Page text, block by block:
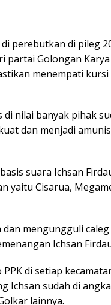
ar
e
perebutkan di pileg
partai Golongan
menempati
di nilai banyak pihak
dan menjadi
suara Ichsan
yaitu Cisarua,
dan mengungguli
Ichsan
di setiap
Ichsan sudah di
lainnya.